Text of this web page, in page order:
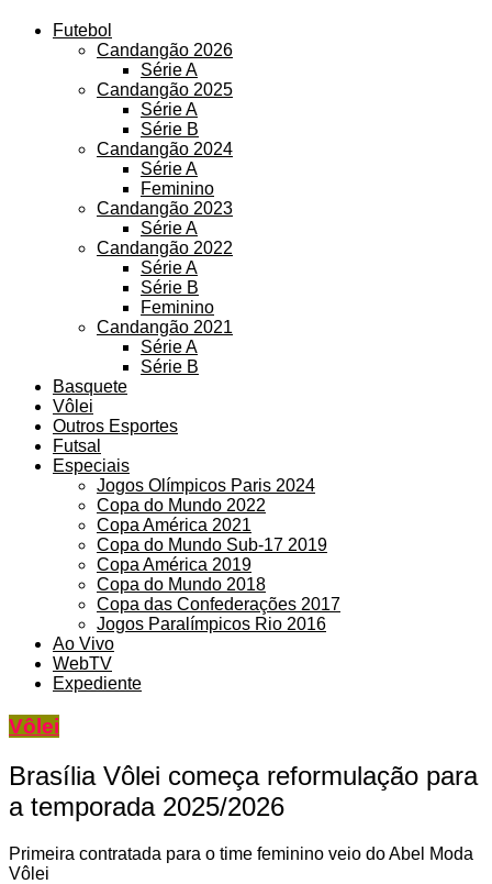
Futebol
Candangão 2026
Série A
Candangão 2025
Série A
Série B
Candangão 2024
Série A
Feminino
Candangão 2023
Série A
Candangão 2022
Série A
Série B
Feminino
Candangão 2021
Série A
Série B
Basquete
Vôlei
Outros Esportes
Futsal
Especiais
Jogos Olímpicos Paris 2024
Copa do Mundo 2022
Copa América 2021
Copa do Mundo Sub-17 2019
Copa América 2019
Copa do Mundo 2018
Copa das Confederações 2017
Jogos Paralímpicos Rio 2016
Ao Vivo
WebTV
Expediente
Vôlei
Brasília Vôlei começa reformulação para
a temporada 2025/2026
Primeira contratada para o time feminino veio do Abel Moda
Vôlei